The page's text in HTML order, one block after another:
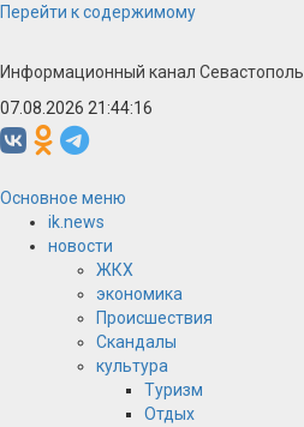
Перейти к содержимому
Информационный канал Севастополь
07.08.2026 21:44:17
Основное меню
ik.news
новости
ЖКХ
экономика
Происшествия
Скандалы
культура
Туризм
Отдых